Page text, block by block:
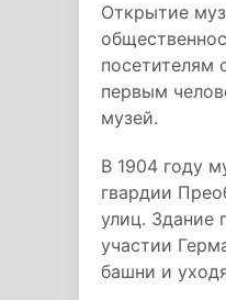
Открытие
посетителям
первым
музей.
В 1904 году
гвардии
улиц. Здание
участии
башни и